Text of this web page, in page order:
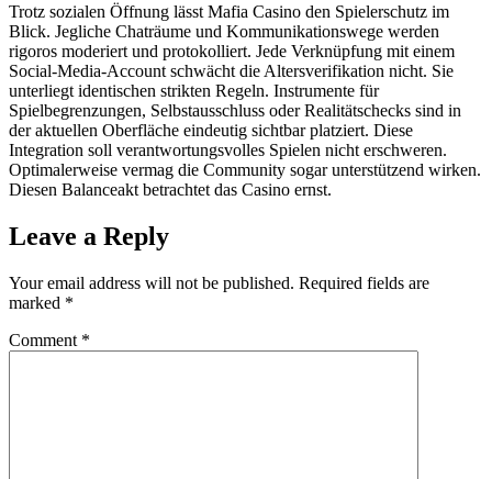
Trotz sozialen Öffnung lässt Mafia Casino den Spielerschutz im
Blick. Jegliche Chaträume und Kommunikationswege werden
rigoros moderiert und protokolliert. Jede Verknüpfung mit einem
Social-Media-Account schwächt die Altersverifikation nicht. Sie
unterliegt identischen strikten Regeln. Instrumente für
Spielbegrenzungen, Selbstausschluss oder Realitätschecks sind in
der aktuellen Oberfläche eindeutig sichtbar platziert. Diese
Integration soll verantwortungsvolles Spielen nicht erschweren.
Optimalerweise vermag die Community sogar unterstützend wirken.
Diesen Balanceakt betrachtet das Casino ernst.
Leave a Reply
Your email address will not be published. Required fields are
marked *
Comment *